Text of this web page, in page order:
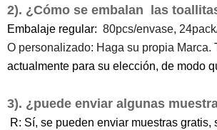
2). ¿Cómo se embalan las
Embalaje regular: 80pcs/envase,
O personalizado: Haga su propia Marca.
actualmente para su elección, de modo
3). ¿puede enviar algunas
R: Sí, se pueden enviar muestras